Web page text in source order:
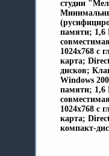
студии
памяти; 1,6
1024х768 с
карта;
дисков;
Windows
памяти; 1,6
1024х768 с
карта;
компакт-